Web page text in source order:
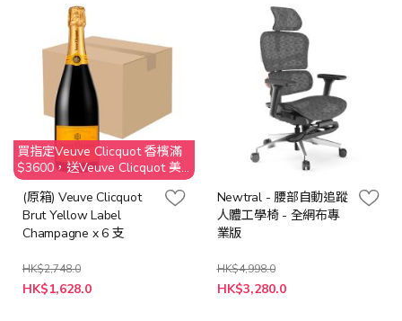
買指定Veuve Clicquot 香檳滿
$3600，送Veuve Clicquot 美
酒晚宴2位 @Aqua Hong Kong
(原箱) Veuve Clicquot
Brut Yellow Label
Champagne x 6 支
HK$2,748.0
特
殊
HK$1,628.0
Newtral - 腰部自動追蹤
人體工學椅 - 全網布專
業版
HK$4,998.0
特
殊
HK$3,280.0